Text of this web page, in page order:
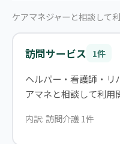
ケアマネジャーと相談して
訪問サービス 1件
ヘルパー・看護師・リ
アマネと相談して利用
内訳: 訪問介護 1件